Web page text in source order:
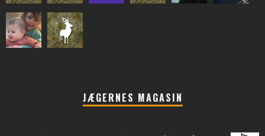
JÆGERNES MAGASIN